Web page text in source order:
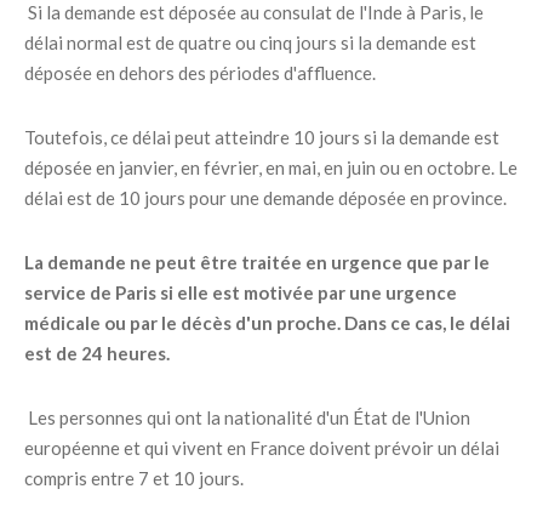
Si la demande est déposée au consulat de l'Inde à Paris, le
délai normal est de quatre ou cinq jours si la demande est
déposée en dehors des périodes d'affluence.
Toutefois, ce délai peut atteindre 10 jours si la demande est
déposée en janvier, en février, en mai, en juin ou en octobre. Le
délai est de 10 jours pour une demande déposée en province.
La demande ne peut être traitée en urgence que par le
service de Paris si elle est motivée par une urgence
médicale ou par le décès d'un proche. Dans ce cas, le délai
est de 24 heures.
Les personnes qui ont la nationalité d'un État de l'Union
européenne et qui vivent en France doivent prévoir un délai
compris entre 7 et 10 jours.